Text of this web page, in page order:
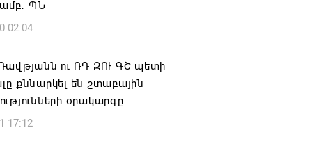
մեջ կարձանագրվի որպես
դավաճանության օր․ ՌԴ և Նոր
12:50
ՊՆ
02:04
ու ՌԴ ԶՈՒ ԳՇ պետի
քննարկել են շտաբային
օրակարգը
17:12